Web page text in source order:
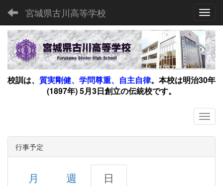
宮城県古川高等学校
校訓は、 質実剛健、学問尊重、自主自律。 本校は明治30年
(1897年) 5月3日創立の伝統校です。
行事予定
月 週 日
00:00
03:00